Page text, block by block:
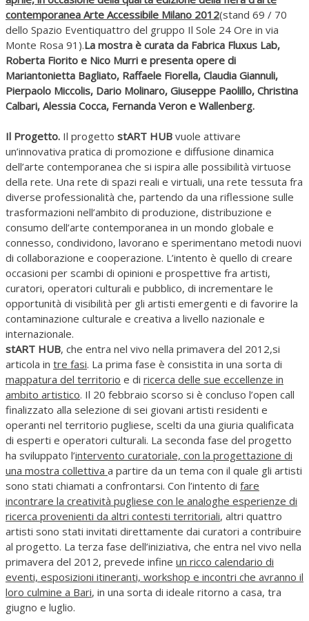
contemporanea Arte Accessibile Milano 2012(stand 69 / 70
dello Spazio Eventiquattro del gruppo Il Sole 24 Ore in via
Monte Rosa 91).La mostra è curata da Fabrica Fluxus Lab,
Roberta Fiorito e Nico Murri e presenta opere di
Mariantonietta Bagliato, Raffaele Fiorella, Claudia Giannuli,
Pierpaolo Miccolis, Dario Molinaro, Giuseppe Paolillo, Christina
Calbari, Alessia Cocca, Fernanda Veron e Wallenberg.
Il Progetto. Il progetto stART HUB vuole attivare
un’innovativa pratica di promozione e diffusione dinamica
dell’arte contemporanea che si ispira alle possibilità virtuose
della rete. Una rete di spazi reali e virtuali, una rete tessuta fra
diverse professionalità che, partendo da una riflessione sulle
trasformazioni nell’ambito di produzione, distribuzione e
consumo dell’arte contemporanea in un mondo globale e
connesso, condividono, lavorano e sperimentano metodi nuovi
di collaborazione e cooperazione. L’intento è quello di creare
occasioni per scambi di opinioni e prospettive fra artisti,
curatori, operatori culturali e pubblico, di incrementare le
opportunità di visibilità per gli artisti emergenti e di favorire la
contaminazione culturale e creativa a livello nazionale e
internazionale.
stART HUB, che entra nel vivo nella primavera del 2012,si
articola in tre fasi. La prima fase è consistita in una sorta di
mappatura del territorio e di ricerca delle sue eccellenze in
ambito artistico. Il 20 febbraio scorso si è concluso l’open call
finalizzato alla selezione di sei giovani artisti residenti e
operanti nel territorio pugliese, scelti da una giuria qualificata
di esperti e operatori culturali. La seconda fase del progetto
ha sviluppato l’intervento curatoriale, con la progettazione di
una mostra collettiva a partire da un tema con il quale gli artisti
sono stati chiamati a confrontarsi. Con l’intento di fare
incontrare la creatività pugliese con le analoghe esperienze di
ricerca provenienti da altri contesti territoriali, altri quattro
artisti sono stati invitati direttamente dai curatori a contribuire
al progetto. La terza fase dell’iniziativa, che entra nel vivo nella
primavera del 2012, prevede infine un ricco calendario di
eventi, esposizioni itineranti, workshop e incontri che avranno il
loro culmine a Bari, in una sorta di ideale ritorno a casa, tra
giugno e luglio.